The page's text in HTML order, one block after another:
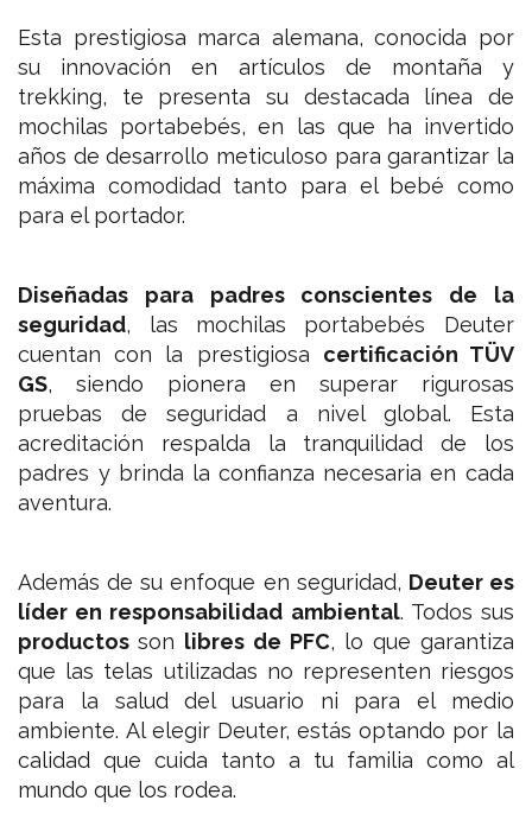
Esta prestigiosa marca alemana, conocida por
su innovación en artículos de montaña y
trekking, te presenta su destacada línea de
mochilas portabebés, en las que ha invertido
años de desarrollo meticuloso para garantizar la
máxima comodidad tanto para el bebé como
para el portador.
Diseñadas para padres conscientes de la
seguridad, las mochilas portabebés Deuter
cuentan con la prestigiosa certificación TÜV
GS, siendo pionera en superar rigurosas
pruebas de seguridad a nivel global. Esta
acreditación respalda la tranquilidad de los
padres y brinda la confianza necesaria en cada
aventura.
Además de su enfoque en seguridad, Deuter es
líder en responsabilidad ambiental. Todos sus
productosson libres de PFC, lo que garantiza
que las telas utilizadas no representen riesgos
para la salud del usuario ni para el medio
ambiente. Al elegir Deuter, estás optando por la
calidad que cuida tanto a tu familia como al
mundo que los rodea.